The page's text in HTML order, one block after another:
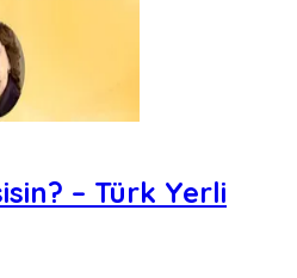
– Türk Yerli